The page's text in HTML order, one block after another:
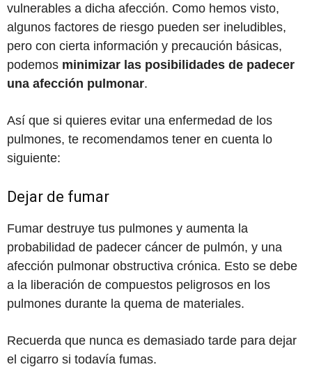
vulnerables a dicha afección. Como hemos visto,
algunos factores de riesgo pueden ser ineludibles,
pero con cierta información y precaución básicas,
podemos minimizar las posibilidades de padecer
una afección pulmonar.
Así que si quieres evitar una enfermedad de los
pulmones, te recomendamos tener en cuenta lo
siguiente:
Dejar de fumar
Fumar destruye tus pulmones y aumenta la
probabilidad de padecer cáncer de pulmón, y una
afección pulmonar obstructiva crónica. Esto se debe
a la liberación de compuestos peligrosos en los
pulmones durante la quema de materiales.
Recuerda que nunca es demasiado tarde para dejar
el cigarro si todavía fumas.